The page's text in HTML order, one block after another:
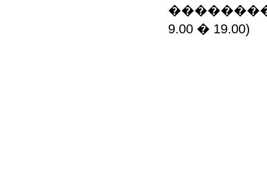
9.00 � 19.00)